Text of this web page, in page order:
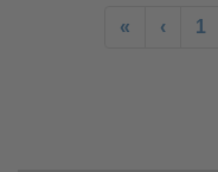
« ‹ 1